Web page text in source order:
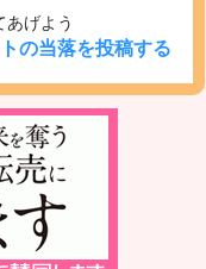
げよう
の当落を投稿する